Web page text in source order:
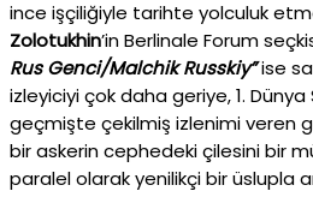
ince işçiliğiyle tarihte yolculuk
Zolotukhin’in Berlinale Forum
Rus Genci/Malchik Russkiy”ise
izleyiciyi çok daha geriye, 1. Dünya
geçmişte çekilmiş izlenimi veren
bir askerin cephedeki çilesini bir
paralel olarak yenilikçi bir üslupla